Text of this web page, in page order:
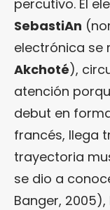
percutivo. El
SebastiAn
electrónica se
Akchoté),
atención
debut en
francés, llega
trayectoria
se dio a
Banger,